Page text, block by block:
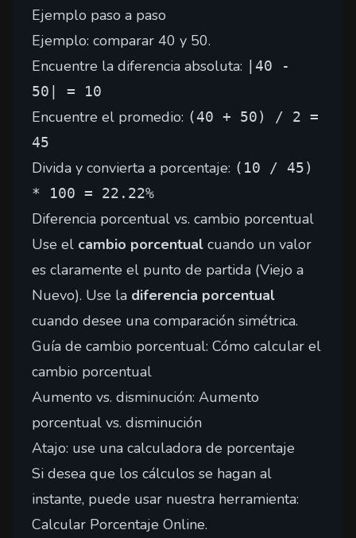
Ejemplo paso a paso
Ejemplo: comparar 40 y 50.
Encuentre la diferencia absoluta:
|40 -
50| = 10
Encuentre el promedio: (40 + 50) / 2 =
45
Divida y convierta a porcentaje: (10 / 45)
* 100 = 22.22%
Diferencia porcentual vs. cambio porcentual
Use el cambio porcentual cuando un valor
es claramente el punto de partida (Viejo a
Nuevo). Use la diferencia porcentual
cuando desee una comparación simétrica.
Guía de cambio porcentual: Cómo calcular el
cambio porcentual
Aumento vs. disminución: Aumento
porcentual vs. disminución
Atajo: use una calculadora de porcentaje
Si desea que los cálculos se hagan al
instante, puede usar nuestra herramienta:
Calcular Porcentaje Online.